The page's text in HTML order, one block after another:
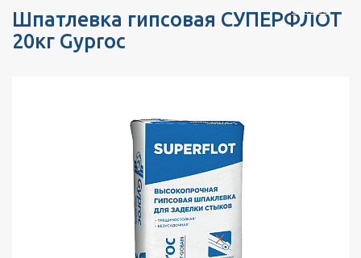
список
Шпатлевка гипсовая СУПЕРФЛОТ
20кг Gyproc